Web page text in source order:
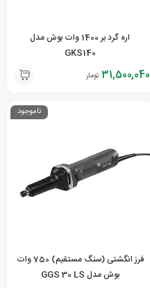
اره گرد بر 1400 وات بوش مدل
GKS140
31,500,040 تومان
ناموجود
فرز انگشتی (سنگ مستقیم) 750 وات
بوش مدل GGS 30 LS